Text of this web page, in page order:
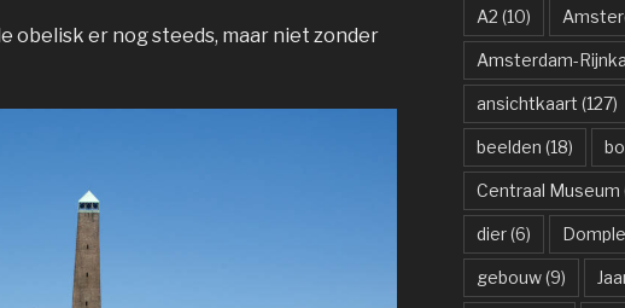
obelisk er nog steeds, maar niet zonder
A2 (10)
Amsterdam-
ansichtkaart (127)
beelden (18)
Centraal Museum
dier(6)
gebouw(9)